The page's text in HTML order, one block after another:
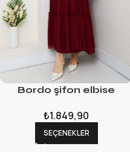
Bordo şifon elbise
₺1.849,90
SEÇENEKLER